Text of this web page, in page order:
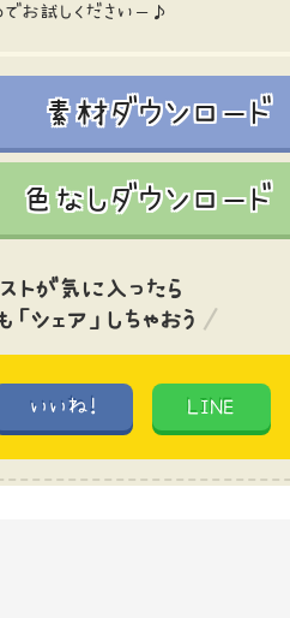
お試しくださいー♪
素材ダウンロード
色なしダウンロード
トが気に入ったら
シェア」しちゃおう
いいね! LINE